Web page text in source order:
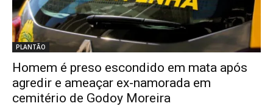
PLANTÃO
Homem é preso escondido em mata após
agredir e ameaçar ex-namorada em
cemitério de Godoy Moreira